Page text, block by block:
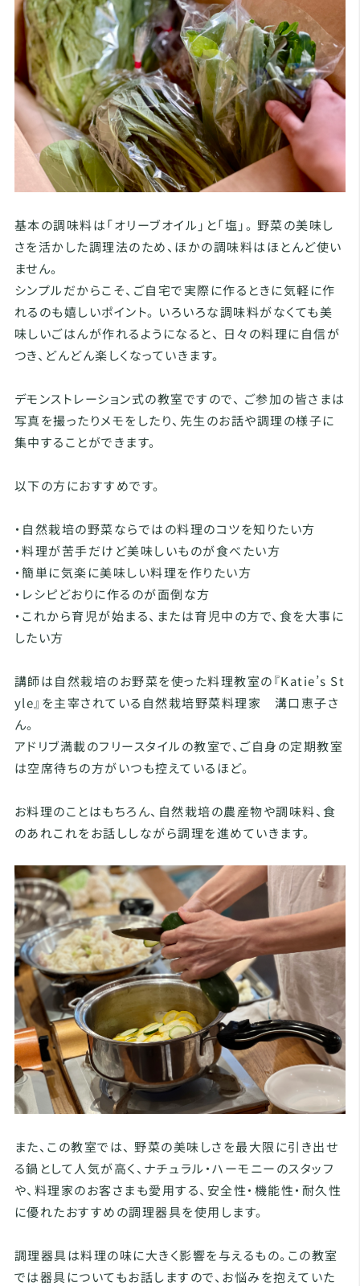
基本の調味料は「オリーブオイル」と「塩」。 野菜の美味し
さを活かした調理法のため、ほかの調味料はほとんど使い
ません。
シンプルだからこそ、ご自宅で実際に作るときに気軽に作
れるのも嬉しいポイント。 いろいろな調味料がなくても美
味しいごはんが作れるようになると、 日々の料理に自信が
つき、どんどん楽しくなっていきます。
デモンストレーション式の教室ですので、 ご参加の皆さまは
写真を撮ったりメモをしたり、先生のお話や調理の様子に
集中することができます。
以下の方におすすめです。
・自然栽培の野菜ならではの料理のコツを知りたい方
・料理が苦手だけど美味しいものが食べたい方
・簡単に気楽に美味しい料理を作りたい方
​・レシピどおりに作るのが面倒な方
・これから育児が始まる、または育児中の方で、食を大事に
したい方
講師は自然栽培のお野菜を使った料理教室の『Katie’s St
yle』を主宰されている自然栽培野菜料理家 溝口恵子さ
ん。
アドリブ満載のフリースタイルの教室で、ご自身の定期教室
は空席待ちの方がいつも控えているほど。
お料理のことはもちろん、自然栽培の農産物や調味料、食
のあれこれをお話ししながら調理を進めていきます。
また、この教室では、 野菜の美味しさを最大限に引き出せ
る鍋として人気が高く、ナチュラル・ハーモニーのスタッフ
や、料理家のお客さまも愛用する、安全性・機能性・耐久性
に優れたおすすめの調理器具を使用します。
調理器具は料理の味に大きく影響を与えるもの。この教室
では器具についてもお話しますので、お悩みを抱えていた